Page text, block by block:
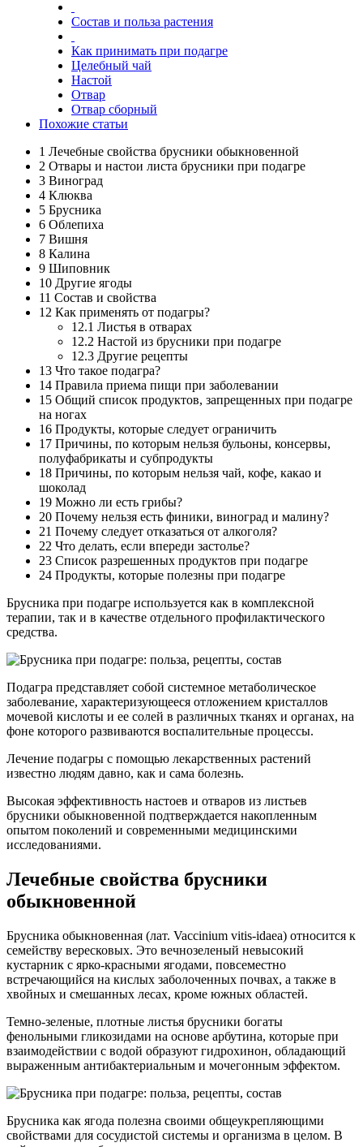
Состав и польза растения
Как принимать при подагре
Целебный чай
Настой
Отвар
Отвар сборный
Похожие статьи
1 Лечебные свойства брусники обыкновенной
2 Отвары и настои листа брусники при подагре
3 Виноград
4 Клюква
5 Брусника
6 Облепиха
7 Вишня
8 Калина
9 Шиповник
10 Другие ягоды
11 Состав и свойства
12 Как применять от подагры?
12.1 Листья в отварах
12.2 Настой из брусники при подагре
12.3 Другие рецепты
13 Что такое подагра?
14 Правила приема пищи при заболевании
15 Общий список продуктов, запрещенных при подагре
на ногах
16 Продукты, которые следует ограничить
17 Причины, по которым нельзя бульоны, консервы,
полуфабрикаты и субпродукты
18 Причины, по которым нельзя чай, кофе, какао и
шоколад
19 Можно ли есть грибы?
20 Почему нельзя есть финики, виноград и малину?
21 Почему следует отказаться от алкоголя?
22 Что делать, если впереди застолье?
23 Список разрешенных продуктов при подагре
24 Продукты, которые полезны при подагре
Брусника при подагре используется как в комплексной
терапии, так и в качестве отдельного профилактического
средства.
Подагра представляет собой системное метаболическое
заболевание, характеризующееся отложением кристаллов
мочевой кислоты и ее солей в различных тканях и органах, на
фоне которого развиваются воспалительные процессы.
Лечение подагры с помощью лекарственных растений
известно людям давно, как и сама болезнь.
Высокая эффективность настоев и отваров из листьев
брусники обыкновенной подтверждается накопленным
опытом поколений и современными медицинскими
исследованиями.
Лечебные свойства брусники
обыкновенной
Брусника обыкновенная (лат. Vaccinium vitis-idaea) относится к
семейству вересковых. Это вечнозеленый невысокий
кустарник с ярко-красными ягодами, повсеместно
встречающийся на кислых заболоченных почвах, а также в
хвойных и смешанных лесах, кроме южных областей.
Темно-зеленые, плотные листья брусники богаты
фенольными гликозидами на основе арбутина, которые при
взаимодействии с водой образуют гидрохинон, обладающий
выраженным антибактериальным и мочегонным эффектом.
Брусника как ягода полезна своими общеукрепляющими
свойствами для сосудистой системы и организма в целом. В